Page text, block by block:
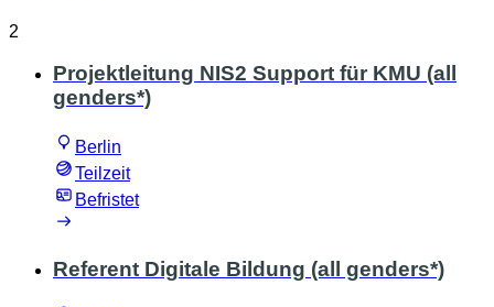
2
Projektleitung NIS2 Support für KMU (all
genders*)
Berlin
Teilzeit
Befristet
Referent Digitale Bildung (all genders*)